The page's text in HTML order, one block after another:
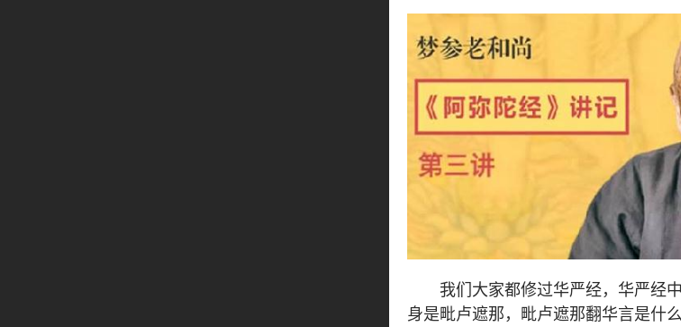
我们大家都修过华严经，华严经中
身是毗卢遮那，毗卢遮那翻华言是什